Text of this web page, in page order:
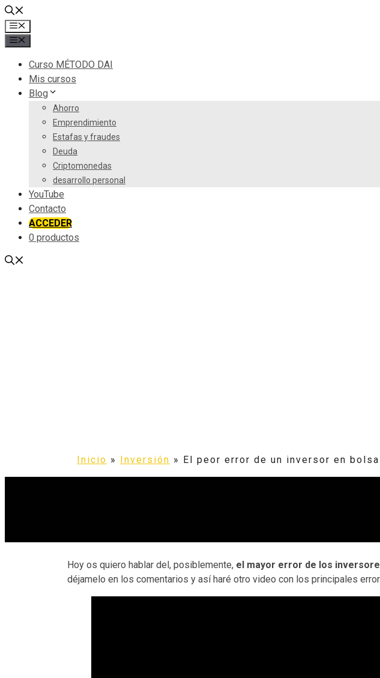
Curso MÉTODO DAI
Mis cursos
Blog
Ahorro
Emprendimiento
Estafas y fraudes
Deuda
Criptomonedas
desarrollo personal
YouTube
Contacto
ACCEDER
0 productos
Inicio » Inversión » El peor error de un inversor en bolsa
Hoy os quiero hablar del, posiblemente, el mayor error de los
déjamelo en los comentarios y así haré otro video con los principales